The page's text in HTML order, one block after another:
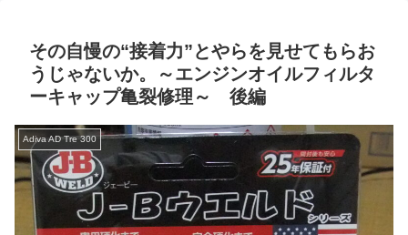
その自慢の“接着力”とやらを見せてもらお
うじゃないか。～エンジンオイルフィルタ
ーキャップ亀裂修理～ 後編
Adiva AD Tre 300